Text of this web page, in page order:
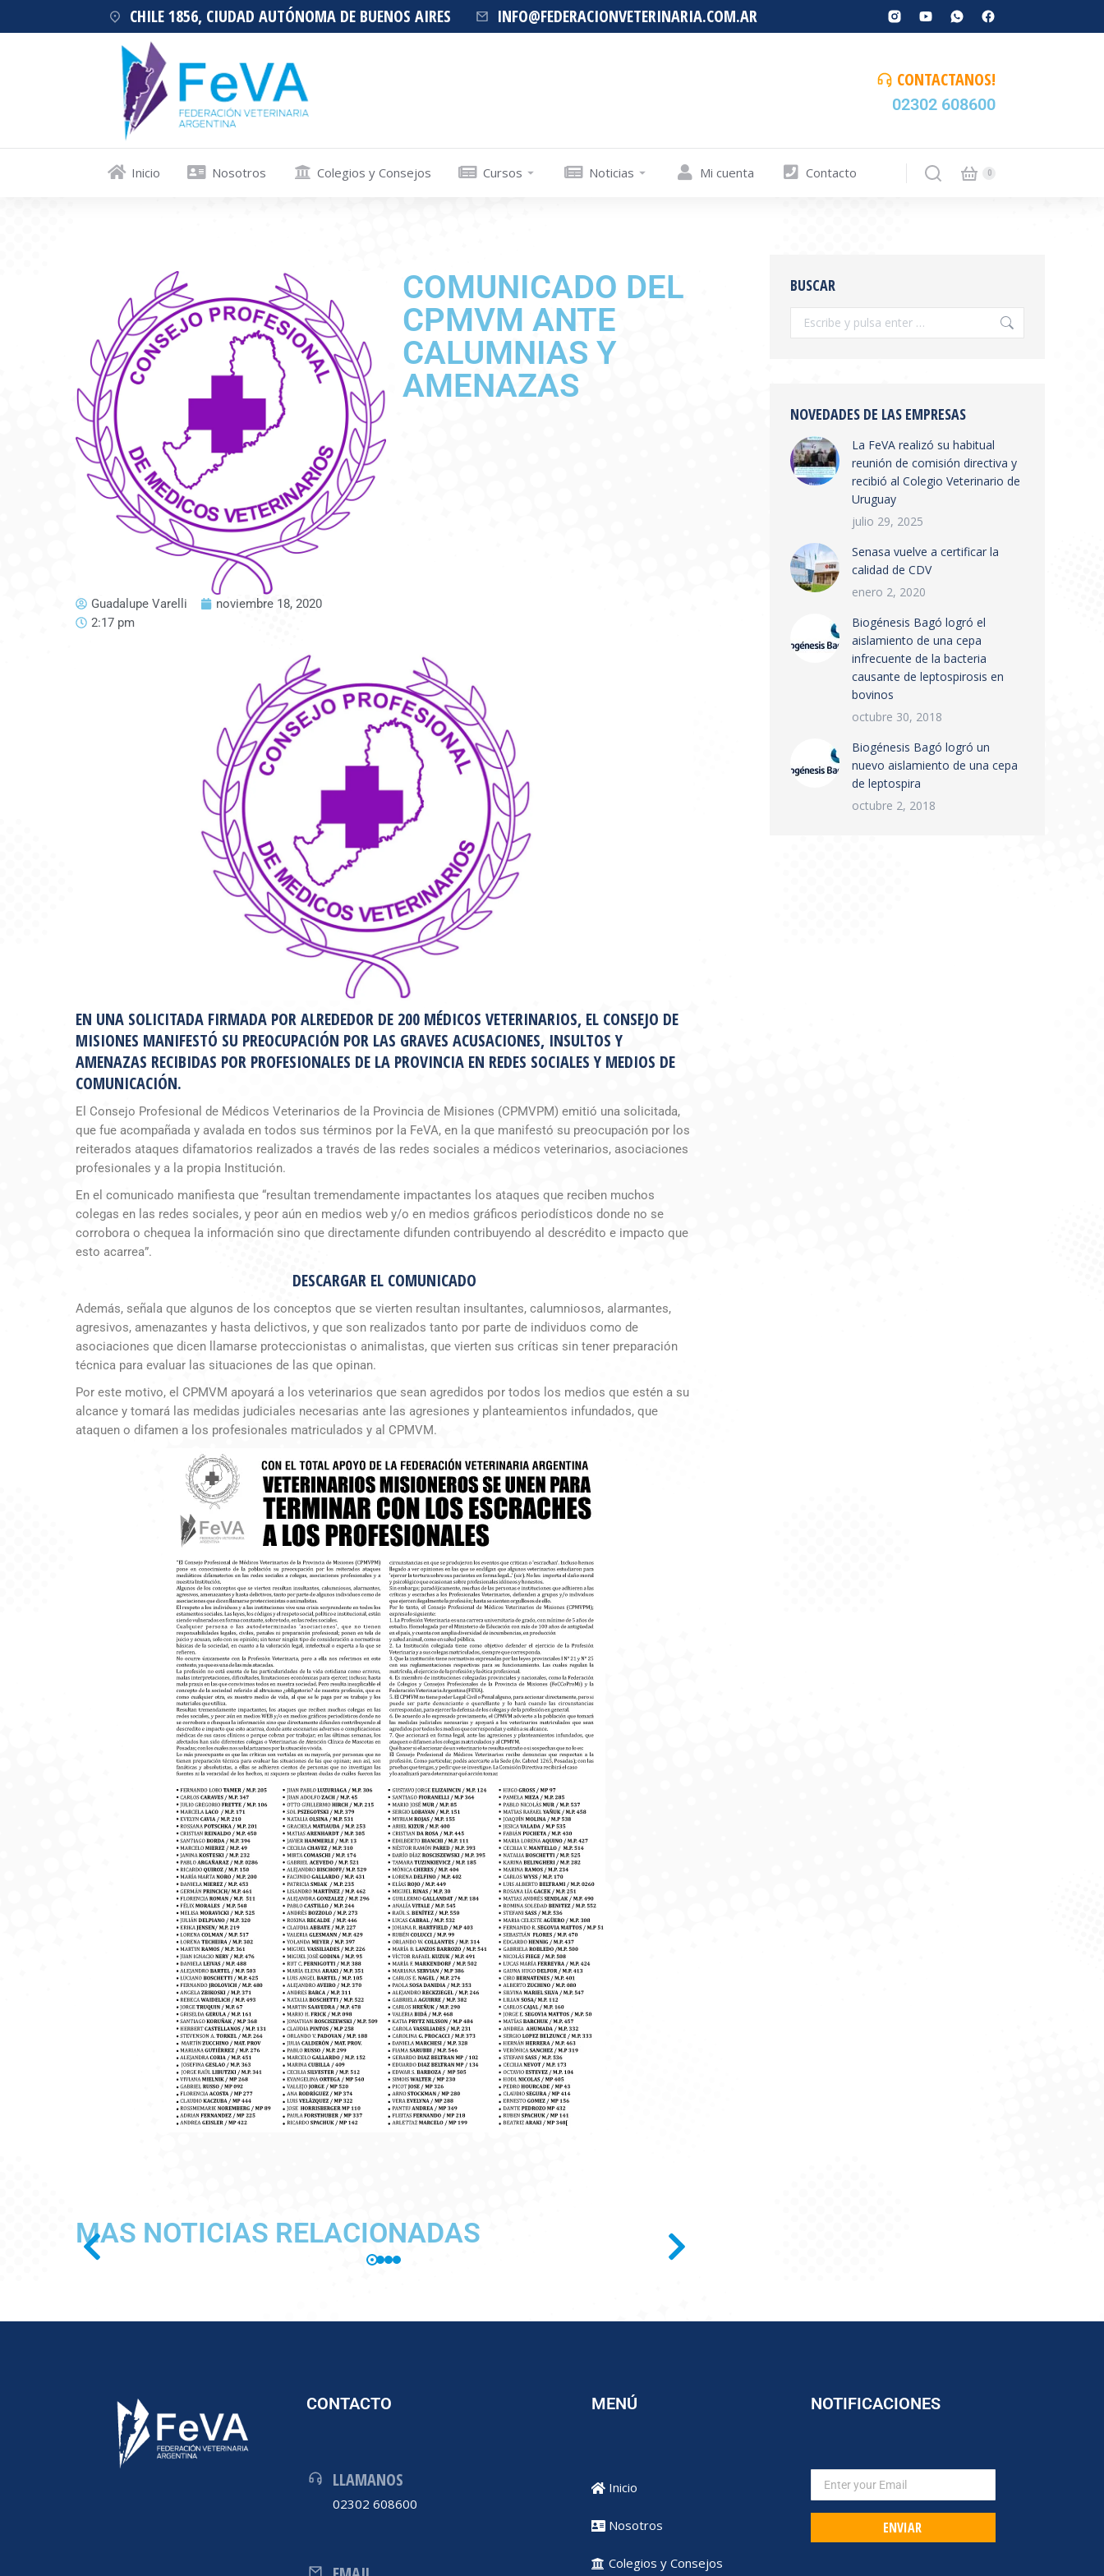
CHILE 1856, CIUDAD AUTÓNOMA DE BUENOS AIRES INFO@FEDERACIONVETERINARIA.COM.AR
CONTACTANOS!
02302 608600
Inicio Nosotros Colegios y Consejos Cursos Noticias Mi cuenta Contacto
Guadalupe Varelli
noviembre 18, 2020
2:17 pm
COMUNICADO DEL
CPMVM ANTE
CALUMNIAS Y
AMENAZAS
EN UNA SOLICITADA FIRMADA POR ALREDEDOR DE 200 MÉDICOS VETERINARIOS, EL CONSEJO DE
MISIONES MANIFESTÓ SU PREOCUPACIÓN POR LAS GRAVES ACUSACIONES, INSULTOS Y
AMENAZAS RECIBIDAS POR PROFESIONALES DE LA PROVINCIA EN REDES SOCIALES Y MEDIOS DE
COMUNICACIÓN.
El Consejo Profesional de Médicos Veterinarios de la Provincia de Misiones (CPMVPM) emitió una solicitada,
que fue acompañada y avalada en todos sus términos por la FeVA, en la que manifestó su preocupación por los
reiterados ataques difamatorios realizados a través de las redes sociales a médicos veterinarios, asociaciones
profesionales y a la propia Institución.
En el comunicado manifiesta que “resultan tremendamente impactantes los ataques que reciben muchos
colegas en las redes sociales, y peor aún en medios web y/o en medios gráficos periodísticos donde no se
corrobora o chequea la información sino que directamente difunden contribuyendo al descrédito e impacto que
esto acarrea”.
DESCARGAR EL COMUNICADO
Además, señala que algunos de los conceptos que se vierten resultan insultantes, calumniosos, alarmantes,
agresivos, amenazantes y hasta delictivos, y que son realizados tanto por parte de individuos como de
asociaciones que dicen llamarse proteccionistas o animalistas, que vierten sus críticas sin tener preparación
técnica para evaluar las situaciones de las que opinan.
Por este motivo, el CPMVM apoyará a los veterinarios que sean agredidos por todos los medios que estén a su
alcance y tomará las medidas judiciales necesarias ante las agresiones y planteamientos infundados, que
ataquen o difamen a los profesionales matriculados y al CPMVM.
MAS NOTICIAS RELACIONADAS
BUSCAR
NOVEDADES DE LAS EMPRESAS
La FeVA realizó su habitual
reunión de comisión directiva y
recibió al Colegio Veterinario de
Uruguay
julio 29, 2025
Senasa vuelve a certificar la
calidad de CDV
enero 2, 2020
Biogénesis Bagó logró el
aislamiento de una cepa
infrecuente de la bacteria
causante de leptospirosis en
bovinos
octubre 30, 2018
Biogénesis Bagó logró un
nuevo aislamiento de una cepa
de leptospira
octubre 2, 2018
CONTACTO
LLAMANOS
02302 608600
MENÚ
Inicio
Nosotros
Colegios y Consejos
NOTIFICACIONES
ENVIAR